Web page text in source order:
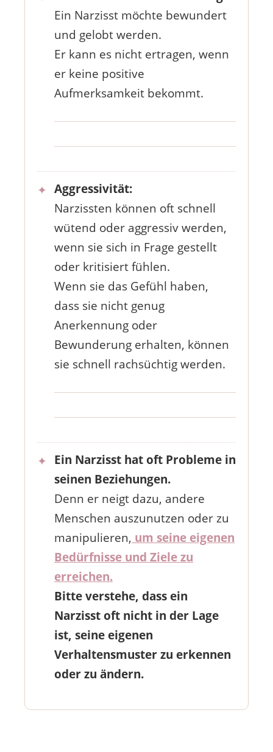
Ein Narzisst möchte bewundert
und gelobt werden.
Er kann es nicht ertragen, wenn
er keine positive
Aufmerksamkeit bekommt.
Aggressivität:
Narzissten können oft schnell
wütend oder aggressiv werden,
wenn sie sich in Frage gestellt
oder kritisiert fühlen.
Wenn sie das Gefühl haben,
dass sie nicht genug
Anerkennung oder
Bewunderung erhalten, können
sie schnell rachsüchtig werden.
Ein Narzisst hat oft Probleme in
seinen Beziehungen.
Denn er neigt dazu, andere
Menschen auszunutzen oder zu
manipulieren, um seine eigenen
Bedürfnisse und Ziele zu
erreichen.
Bitte verstehe, dass ein
Narzisst oft nicht in der Lage
ist, seine eigenen
Verhaltensmuster zu erkennen
oder zu ändern.